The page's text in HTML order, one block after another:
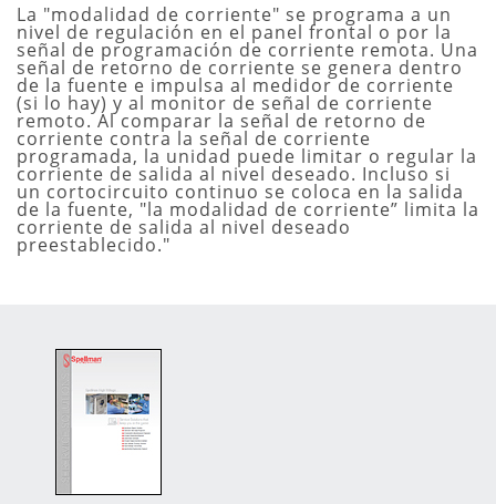
La "modalidad de corriente" se programa a un
nivel de regulación en el panel frontal o por la
señal de programación de corriente remota. Una
señal de retorno de corriente se genera dentro
de la fuente e impulsa al medidor de corriente
(si lo hay) y al monitor de señal de corriente
remoto. Al comparar la señal de retorno de
corriente contra la señal de corriente
programada, la unidad puede limitar o regular la
corriente de salida al nivel deseado. Incluso si
un cortocircuito continuo se coloca en la salida
de la fuente, "la modalidad de corriente” limita la
corriente de salida al nivel deseado
preestablecido."